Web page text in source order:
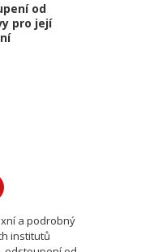
od
pro její
a podrobný
institutů